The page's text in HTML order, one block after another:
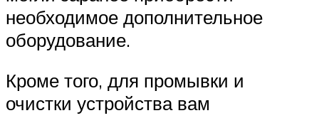
необходимое дополнительное
оборудование.
Кроме того, для промывки и
очистки устройства вам